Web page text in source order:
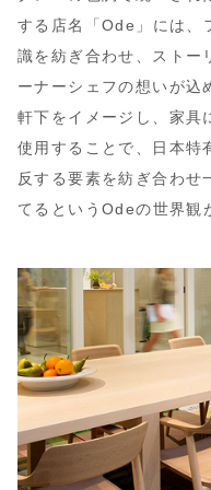
する店名「Ode」には、
識を紡ぎ合わせ、ストー
ーナーシェフの想いが込
軒下をイメージし、家具
使用することで、日本特
反する要素を紡ぎ合わせ
てるというOdeの世界観